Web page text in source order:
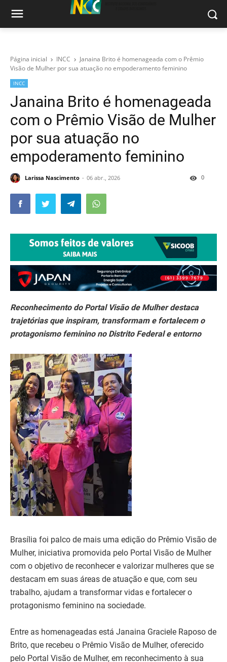
Página inicial INCC
Janaina Brito é homenageada com o Prêmio
Visão de Mulher por sua atuação no empoderamento feminino
INCC
Janaina Brito é homenageada
com o Prêmio Visão de Mulher
por sua atuação no
empoderamento feminino
Larissa Nascimento 06 abr., 2026 0
Reconhecimento do Portal Visão de Mulher destaca
trajetórias que inspiram, transformam e fortalecem o
protagonismo feminino no Distrito Federal e entorno
Brasília foi palco de mais uma edição do Prêmio Visão de
Mulher, iniciativa promovida pelo Portal Visão de Mulher
com o objetivo de reconhecer e valorizar mulheres que se
destacam em suas áreas de atuação e que, com seu
trabalho, ajudam a transformar vidas e fortalecer o
protagonismo feminino na sociedade.
Entre as homenageadas está Janaina Graciele Raposo de
Brito, que recebeu o Prêmio Visão de Mulher, oferecido
pelo Portal Visão de Mulher, em reconhecimento à sua